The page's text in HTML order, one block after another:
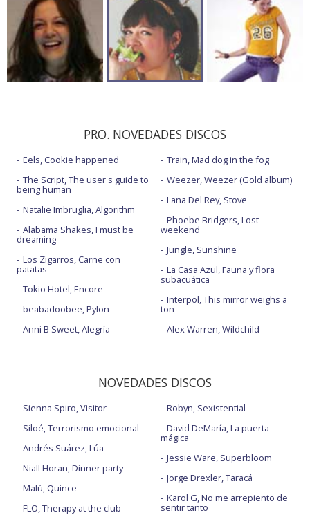
PRO. NOVEDADES DISCOS
Eels, Cookie happened
The Script, The user's guide to
being human
Natalie Imbruglia, Algorithm
Alabama Shakes, I must be
dreaming
Los Zigarros, Carne con
patatas
Tokio Hotel, Encore
beabadoobee, Pylon
Anni B Sweet, Alegría
Train, Mad dog in the fog
Weezer, Weezer (Gold album)
Lana Del Rey, Stove
Phoebe Bridgers, Lost
weekend
Jungle, Sunshine
La Casa Azul, Fauna y flora
subacuática
Interpol, This mirror weighs a
ton
Alex Warren, Wildchild
NOVEDADES DISCOS
Sienna Spiro, Visitor
Siloé, Terrorismo emocional
Andrés Suárez, Lúa
Niall Horan, Dinner party
Malú, Quince
FLO, Therapy at the club
Robyn, Sexistential
David DeMaría, La puerta
mágica
Jessie Ware, Superbloom
Jorge Drexler, Taracá
Karol G, No me arrepiento de
sentir tanto